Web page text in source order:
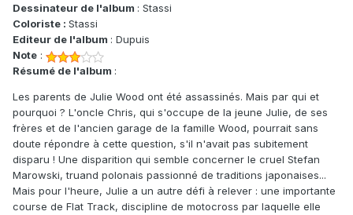
Dessinateur de l'album : Stassi
Coloriste : Stassi
Editeur de l'album : Dupuis
Note :
Résumé de l'album :
Les parents de Julie Wood ont été assassinés. Mais par qui et
pourquoi ? L'oncle Chris, qui s'occupe de la jeune Julie, de ses
frères et de l'ancien garage de la famille Wood, pourrait sans
doute répondre à cette question, s'il n'avait pas subitement
disparu ! Une disparition qui semble concerner le cruel Stefan
Marowski, truand polonais passionné de traditions japonaises...
Mais pour l'heure, Julie a un autre défi à relever : une importante
course de Flat Track, discipline de motocross par laquelle elle